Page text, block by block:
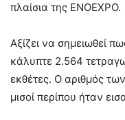
πλαίσια της ENOEXPΟ.
Αξίζει να σημειωθεί
κάλυπτε 2.564
εκθέτες. Ο αριθμός
μισοί περίπου ήταν